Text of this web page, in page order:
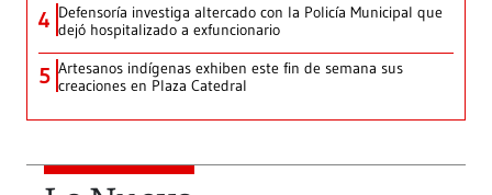
4 Defensoría investiga altercado con la Policía Municipal que
dejó hospitalizado a exfuncionario
5 Artesanos indígenas exhiben este fin de semana sus
creaciones en Plaza Catedral